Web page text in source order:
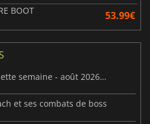
BOOT 53.99€
Sorties de jeux vidéo de cette semaine - août 2026 (semaine 32)
et ses combats de boss